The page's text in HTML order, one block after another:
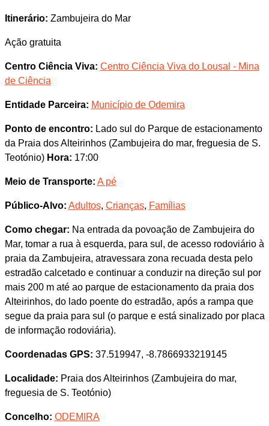
Itinerário: Zambujeira do Mar
Ação gratuita
Centro Ciência Viva: Centro Ciência Viva do Lousal - Mina
de Ciência
Entidade Parceira: Município de Odemira
Ponto de encontro: Lado sul do Parque de estacionamento
da Praia dos Alteirinhos (Zambujeira do mar, freguesia de S.
Teotónio) Hora: 17:00
Meio de Transporte: A pé
Público-Alvo: Adultos, Crianças, Famílias
Como chegar: Na entrada da povoação de Zambujeira do
Mar, tomar a rua à esquerda, para sul, de acesso rodoviário à
praia da Zambujeira, atravessara zona recuada desta pelo
estradão calcetado e continuar a conduzir na direção sul por
mais 200 m até ao parque de estacionamento da praia dos
Alteirinhos, do lado poente do estradão, após a rampa que
segue da praia para sul (o parque e está sinalizado por placa
de informação rodoviária).
Coordenadas GPS: 37.519947, -8.7866933219145
Localidade: Praia dos Alteirinhos (Zambujeira do mar,
freguesia de S. Teotónio)
Concelho: ODEMIRA